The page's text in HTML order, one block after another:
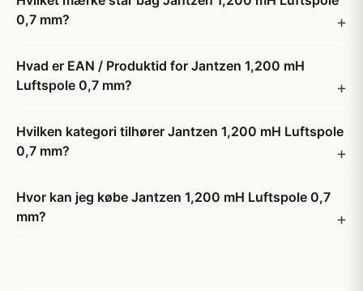
0,7 mm?
Hvad er EAN / Produktid for Jantzen 1,200 mH
Luftspole 0,7 mm?
Hvilken kategori tilhører Jantzen 1,200 mH Luftspole
0,7 mm?
Hvor kan jeg købe Jantzen 1,200 mH Luftspole 0,7
mm?